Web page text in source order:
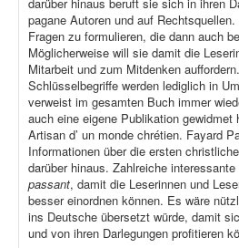
pagane Autoren und auf
Fragen zu formulieren, die dann auch
Möglicherweise will sie damit die
Mitarbeit und zum Mitdenken
Schlüsselbegriffe werden lediglich in
verweist im gesamten Buch immer
auch eine eigene Publikation
Artisan d’ un monde chrétien. Fayard
Informationen über die ersten
darüber hinaus. Zahlreiche
passant, damit die Leserinnen und
besser einordnen können. Es wäre
ins Deutsche übersetzt würde, damit
und von ihren Darlegungen profitieren